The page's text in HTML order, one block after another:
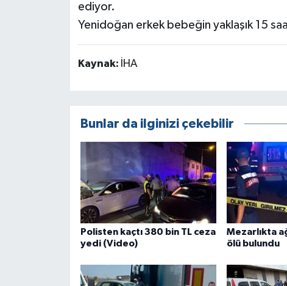
ediyor.
Yenidoğan erkek bebeğin yaklaşık 15
Kaynak: İHA
Bunlar da ilginizi çekebilir
Polisten kaçtı 380 bin TL ceza
yedi (Video)
Mezarlıkta
ölü bulundu